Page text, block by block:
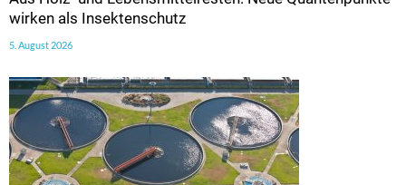
wirken als Insektenschutz
5. August 2026